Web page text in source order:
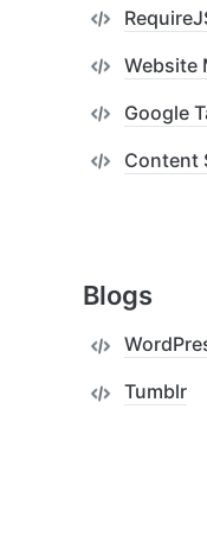
Website
Google
Content
Blogs
Tumblr